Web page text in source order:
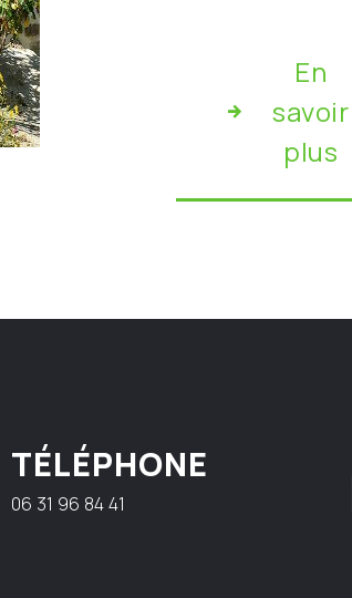
En
savoir
plus
TÉLÉPHONE
06 31 96 84 41